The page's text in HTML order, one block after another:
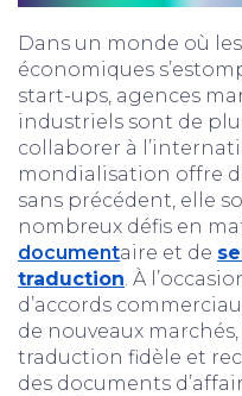
Dans un monde où
économiques
start-ups, agences
industriels sont de
collaborer à
mondialisation offre
sans précédent, elle
nombreux défis en
documentaire et de
traduction. À
d’accords
de nouveaux
traduction fidèle et
des documents